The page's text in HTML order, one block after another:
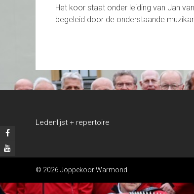
Het koor staat onder leiding van Jan
begeleid door de onderstaande
Ledenlijst + repertoire
© 2026 Joppekoor Warmond